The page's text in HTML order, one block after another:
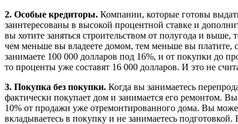
2. Особые кредиторы. Компании, которые готовы
заинтересованы в высокой процентной ставке и
вы хотите заняться строительством от полугода и
чем меньше вы владеете домом, тем меньше вы платите,
занимаете 100 000 долларов под 16%, и от покупки до
то проценты уже составят 16 000 долларов. И это не
3. Покупка без покупки. Когда вы занимаетесь
фактически покупает дом и занимается его ремонтом.
10% от продажи уже отремонтированного дома. Вы
вкладываетесь в покупку и не занимаетесь